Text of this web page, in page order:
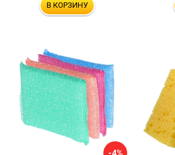
В КОРЗИНУ